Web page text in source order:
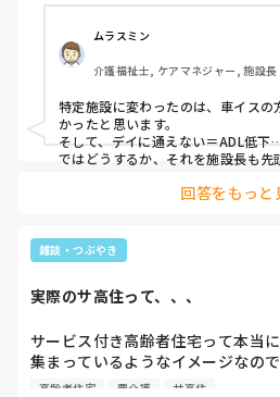
は、住宅の利用者と、必要以外の
うともしない。利用者も、トイレ
不穏になるし。その利用者は、で
し、声が大きいから、利用者もキ
者も増えたし。トイレ連呼の利用
らない。今日スタッフと話してい
ADL、把握してるの？と聞いて、把
会話しないんだから分かるわけな
もう、仕事できる人は、みんな辞
ムラスミン
介護福祉士, ケアマネジャー, 施設
特定施設に変わったのは、車イス
かったと思います。
そして、デイに通えない＝ADL低下
ではどうするか、それを施設長も先
やり方次第では、デイよりも生活を
回答をもっと
雑談・つぶやき
実際のサ高住って、、、
サービス付き高齢者住宅って本当
集まっているようなイメージなの
実際皆様のサ高住ではどうですか？
高齢者住宅 要介護 サ高住